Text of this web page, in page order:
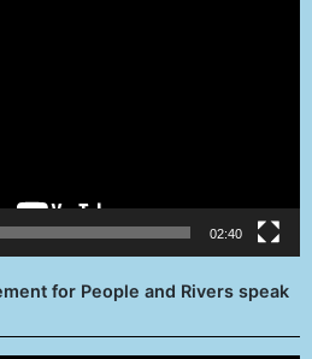
02:40
for People and Rivers speak